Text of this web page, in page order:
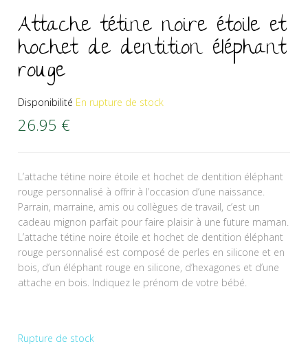
Attache tétine noire étoile et
hochet de dentition éléphant
rouge
Disponibilité En rupture de stock
26.95 €
L’attache tétine noire étoile et hochet de dentition éléphant
rouge personnalisé à offrir à l’occasion d’une naissance.
Parrain, marraine, amis ou collègues de travail, c’est un
cadeau mignon parfait pour faire plaisir à une future maman.
L’attache tétine noire étoile et hochet de dentition éléphant
rouge personnalisé est composé de perles en silicone et en
bois, d’un éléphant rouge en silicone, d’hexagones et d’une
attache en bois. Indiquez le prénom de votre bébé.
Rupture de stock